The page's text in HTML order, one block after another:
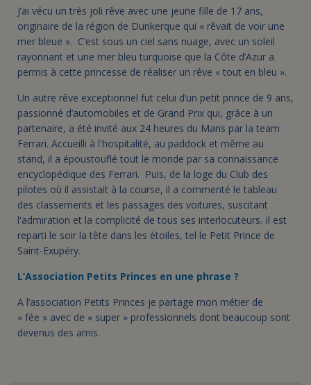
J’ai vécu un très joli rêve avec une jeune fille de 17 ans,
originaire de la région de Dunkerque qui « rêvait de voir une
mer bleue ». C’est sous un ciel sans nuage, avec un soleil
rayonnant et une mer bleu turquoise que la Côte d’Azur a
permis à cette princesse de réaliser un rêve « tout en bleu ».
Un autre rêve exceptionnel fut celui d’un petit prince de 9 ans,
passionné d’automobiles et de Grand Prix qui, grâce à un
partenaire, a été invité aux 24 heures du Mans par la team
Ferrari. Accueilli à l'hospitalité, au paddock et même au
stand, il a époustouflé tout le monde par sa connaissance
encyclopédique des Ferrari. Puis, de la loge du Club des
pilotes où il assistait à la course, il a commenté le tableau
des classements et les passages des voitures, suscitant
l'admiration et la complicité de tous ses interlocuteurs. Il est
reparti le soir la tête dans les étoiles, tel le Petit Prince de
Saint-Exupéry.
L’Association Petits Princes en une phrase ?
A l’association Petits Princes je partage mon métier de
« fée » avec de « super » professionnels dont beaucoup sont
devenus des amis.